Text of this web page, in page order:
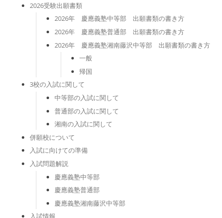
2026受験出願書類
2026年 慶應義塾中等部 出願書類の書き方
2026年 慶應義塾普通部 出願書類の書き方
2026年 慶應義塾湘南藤沢中等部 出願書類の書き方
一般
帰国
3校の入試に関して
中等部の入試に関して
普通部の入試に関して
湘南の入試に関して
併願校について
入試に向けての準備
入試問題解説
慶應義塾中等部
慶應義塾普通部
慶應義塾湘南藤沢中等部
入試情報